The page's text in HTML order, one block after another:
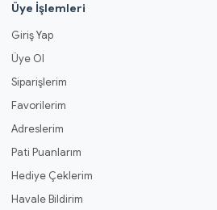
Üye İşlemleri
Giriş Yap
Üye Ol
Siparişlerim
Favorilerim
Adreslerim
Pati Puanlarım
Hediye Çeklerim
Havale Bildirim